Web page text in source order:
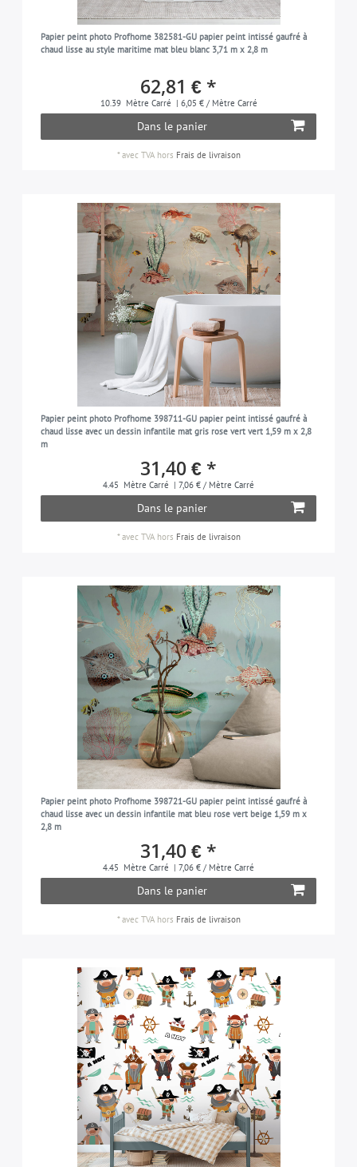
Papier peint photo Profhome 382581-GU papier peint intissé gaufré à
chaud lisse au style maritime mat bleu blanc 3,71 m x 2,8 m
62,81 € *
10.39 Mètre Carré | 6,05 € / Mètre Carré
Dans le panier
*avec TVAhors Frais de livraison
Papier peint photo Profhome 398711-GU papier peint intissé gaufré à
chaud lisse avec un dessin infantile mat gris rose vert vert 1,59 m x 2,8
m
31,40 € *
4.45 Mètre Carré | 7,06 € / Mètre Carré
Dans le panier
*avec TVAhors Frais de livraison
Papier peint photo Profhome 398721-GU papier peint intissé gaufré à
chaud lisse avec un dessin infantile mat bleu rose vert beige 1,59 m x
2,8 m
31,40 € *
4.45 Mètre Carré | 7,06 € / Mètre Carré
Dans le panier
*avec TVAhors Frais de livraison